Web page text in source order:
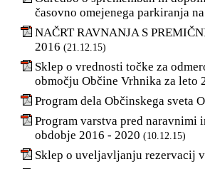
časovno omejenega parkiranja
NAČRT RAVNANJA S
2016 (21.12.15)
Sklep o vrednosti točke za
območju Občine Vrhnika za leto
Program dela Občinskega sveta
Program varstva pred naravnimi
obdobje 2016 - 2020 (10.12.15)
Sklep o uveljavljanju rezervacij